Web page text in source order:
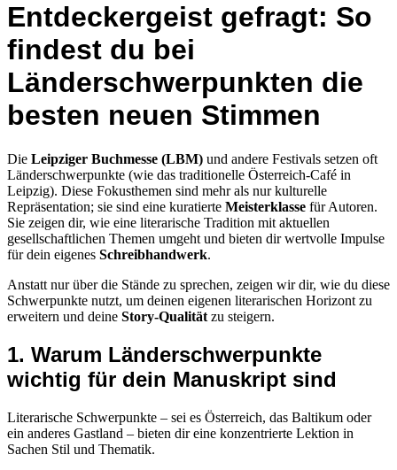
Entdeckergeist gefragt: So
findest du bei
Länderschwerpunkten die
besten neuen Stimmen
Die Leipziger Buchmesse (LBM) und andere Festivals setzen oft
Länderschwerpunkte (wie das traditionelle Österreich-Café in
Leipzig). Diese Fokusthemen sind mehr als nur kulturelle
Repräsentation; sie sind eine kuratierte Meisterklasse für Autoren.
Sie zeigen dir, wie eine literarische Tradition mit aktuellen
gesellschaftlichen Themen umgeht und bieten dir wertvolle Impulse
für dein eigenes Schreibhandwerk.
Anstatt nur über die Stände zu sprechen, zeigen wir dir, wie du diese
Schwerpunkte nutzt, um deinen eigenen literarischen Horizont zu
erweitern und deine Story-Qualität zu steigern.
1. Warum Länderschwerpunkte
wichtig für dein Manuskript sind
Literarische Schwerpunkte – sei es Österreich, das Baltikum oder
ein anderes Gastland – bieten dir eine konzentrierte Lektion in
Sachen Stil und Thematik.